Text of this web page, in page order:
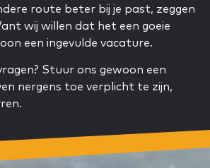
route beter bij je past, zeggen
wij willen dat het een goeie
een ingevulde vacature.
Stuur ons gewoon een
nergens toe verplicht te zijn,